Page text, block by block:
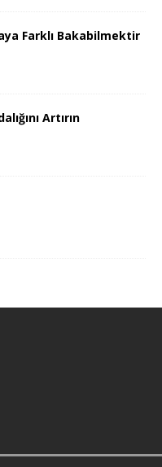
Farklı Bakabilmektir
Artırın